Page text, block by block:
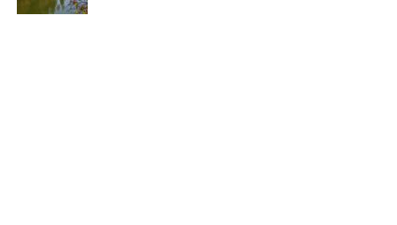
valutazione e un trattamento più specifico. Con le cure